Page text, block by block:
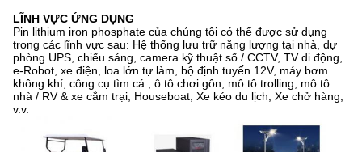
LĨNH VỰC ỨNG DỤNG
Pin lithium iron phosphate của chúng tôi có thể được sử dụng
trong các lĩnh vực sau: Hệ thống lưu trữ năng lượng tại nhà, dự
phòng UPS, chiếu sáng, camera kỹ thuật số / CCTV, TV di động,
e-Robot, xe điện, loa lớn tự làm, bộ định tuyến 12V, máy bơm
không khí, công cụ tìm cá , ô tô chơi gôn, mô tô trolling, mô tô
nhà / RV & xe cắm trại, Houseboat, Xe kéo du lịch, Xe chở hàng,
v.v.